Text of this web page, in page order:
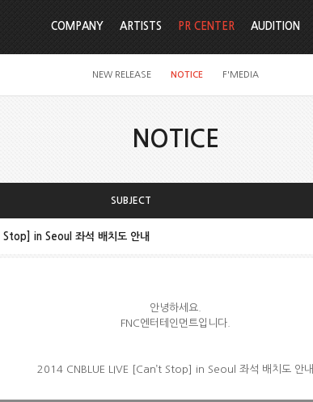
COMPANY ARTISTS PR CENTER
NEW RELEASE NOTICE F'MEDIA
AUDITION
NOTICE
SUBJECT
Stop] in Seoul 좌석 배치도 안내
안녕하세요.
FNC엔터테인먼트입니다.
2014 CNBLUE LIVE [Can’t Stop] in Seoul 좌석 배치도 안내